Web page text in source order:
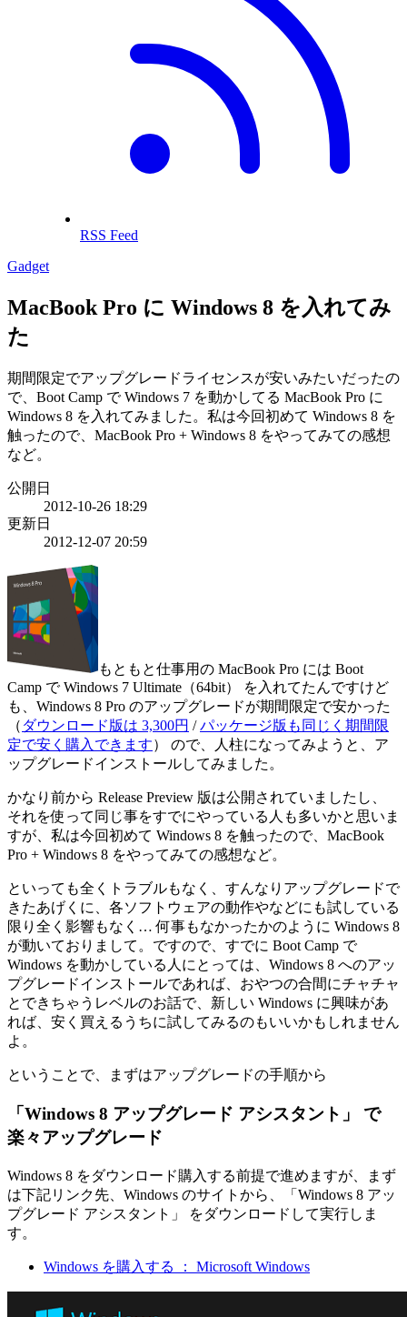
RSS Feed
Gadget
MacBook Pro に Windows 8 を入れてみ
た
期間限定でアップグレードライセンスが安いみたいだったの
で、Boot Camp で Windows 7 を動かしてる MacBook Pro に
Windows 8 を入れてみました。私は今回初めて Windows 8 を
触ったので、MacBook Pro + Windows 8 をやってみての感想
など。
公開日
2012-10-26 18:29
更新日
2012-12-07 20:59
もともと仕事用の MacBook Pro には Boot
Camp で Windows 7 Ultimate（64bit） を入れてたんですけど
も、Windows 8 Pro のアップグレードが期間限定で安かった
（ ダウンロード版は 3,300円 /パッケージ版も同じく期間限
定で安く購入できます） ので、人柱になってみようと、ア
ップグレードインストールしてみました。
かなり前から Release Preview 版は公開されていましたし、
それを使って同じ事をすでにやっている人も多いかと思いま
すが、私は今回初めて Windows 8 を触ったので、MacBook
Pro + Windows 8 をやってみての感想など。
といっても全くトラブルもなく、すんなりアップグレードで
きたあげくに、各ソフトウェアの動作やなどにも試している
限り全く影響もなく… 何事もなかったかのように Windows 8
が動いておりまして。ですので、すでに Boot Camp で
Windows を動かしている人にとっては、Windows 8 へのアッ
プグレードインストールであれば、おやつの合間にチャチャ
とできちゃうレベルのお話で、新しい Windows に興味があ
れば、安く買えるうちに試してみるのもいいかもしれません
よ。
ということで、まずはアップグレードの手順から
「Windows 8 アップグレード アシスタント」 で
楽々アップグレード
Windows 8 をダウンロード購入する前提で進めますが、まず
は下記リンク先、Windows のサイトから、「Windows 8 アッ
プグレード アシスタント」 をダウンロードして実行しま
す。
Windows を購入する ： Microsoft Windows